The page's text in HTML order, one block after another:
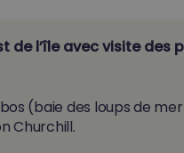
de l’île avec visite des
(baie des loups de
Churchill.